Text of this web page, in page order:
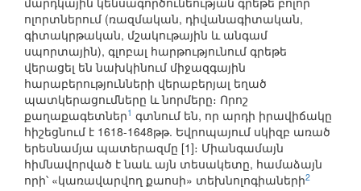
ոլորտներում (ռազմական, դիվանագիտական,
գիտակրթական, մշակութային և անգամ
սպորտային), գլոբալ հարթությունում գրեթե
վերացել են նախկինում միջազգային
հարաբերությունների վերաբերյալ եղած
պատկերացումները և նորմերը։ Որոշ
քաղաքագետներ1 գտնում են, որ արդի իրավիճակը
հիշեցնում է 1618-1648թթ. Եվրոպայում սկիզբ առած
երեսնամյա պատերազմը [1]։ Միանգամայն
հիմնավորված է նաև այն տեսակետը, համաձայն
որի՝ «կառավարվող քաոսի» տեխնոլոգիաների2